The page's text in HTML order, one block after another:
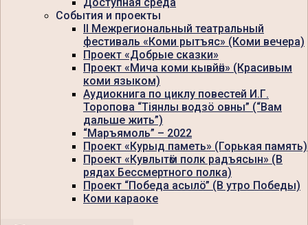
События и проекты
II Межрегиональный театральный
фестиваль «Коми рытъяс» (Коми вечера)
Проект «Добрые сказки»
Проект «Мича коми кывйӧн» (Красивым
коми языком)
Аудиокнига по циклу повестей И.Г.
Торопова “Тiянлы водзö овны” (“Вам
дальше жить”)
“Маръямоль” – 2022
Проект «Курыд паметь» (Горькая память)
Проект «Кувлытӧм полк радъясын» (В
рядах Бессмертного полка)
Проект “Победа асылö” (В утро Победы)
Коми караоке